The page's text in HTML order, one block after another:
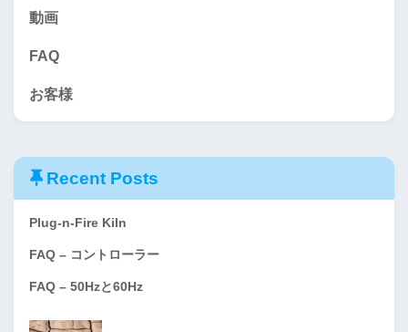
動画
FAQ
お客様
Recent Posts
Plug-n-Fire Kiln
FAQ – コントローラー
FAQ – 50Hzと60Hz